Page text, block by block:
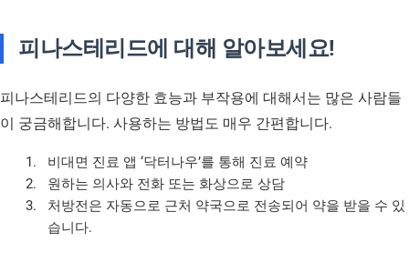
피나스테리드에 대해 알아보세요!
피나스테리드의 다양한 효능과 부작용에 대해서는 많은 사람들
이 궁금해합니다. 사용하는 방법도 매우 간편합니다.
비대면 진료 앱 ‘닥터나우’를 통해 진료 예약
원하는 의사와 전화 또는 화상으로 상담
처방전은 자동으로 근처 약국으로 전송되어 약을 받을 수 있
습니다.